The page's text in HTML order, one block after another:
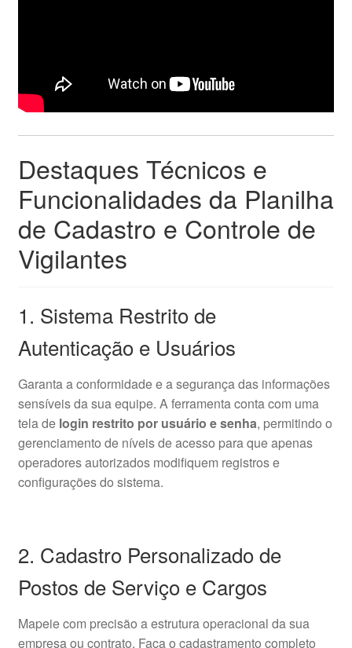
Destaques Técnicos e
Funcionalidades da Planilha
de Cadastro e Controle de
Vigilantes
1. Sistema Restrito de
Autenticação e Usuários
Garanta a conformidade e a segurança das informações
sensíveis da sua equipe. A ferramenta conta com uma
tela de login restrito por usuário e senha, permitindo o
gerenciamento de níveis de acesso para que apenas
operadores autorizados modifiquem registros e
configurações do sistema.
2. Cadastro Personalizado de
Postos de Serviço e Cargos
Mapeie com precisão a estrutura operacional da sua
empresa ou contrato. Faça o cadastramento completo